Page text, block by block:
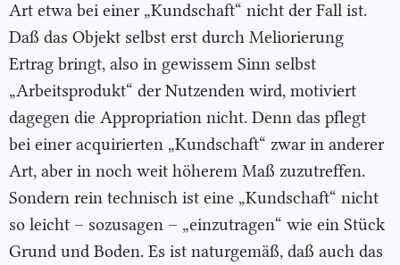
Art etwa bei einer „Kundschaft“ nicht der Fall ist.
Daß das Objekt selbst erst durch Meliorierung
Ertrag bringt, also in gewissem Sinn selbst
„Arbeitsprodukt“ der Nutzenden wird, motiviert
dagegen die Appropriation nicht. Denn das pflegt
bei einer acquirierten „Kundschaft“ zwar in anderer
Art, aber in noch weit höherem Maß zuzutreffen.
Sondern rein technisch ist eine „Kundschaft“ nicht
so leicht – sozusagen – „einzutragen“ wie ein Stück
Grund und Boden. Es ist naturgemäß, daß auch das